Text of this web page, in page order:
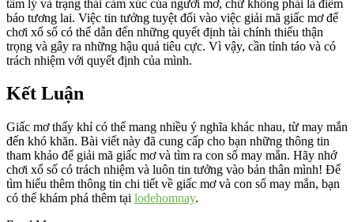
tâm lý và trạng thái cảm xúc của người mơ, chứ không phải là điềm
báo tương lai. Việc tin tưởng tuyệt đối vào việc giải mã giấc mơ để
chơi xổ số có thể dẫn đến những quyết định tài chính thiếu thận
trọng và gây ra những hậu quả tiêu cực. Vì vậy, cần tỉnh táo và có
trách nhiệm với quyết định của mình.
Kết Luận
Giấc mơ thấy khỉ có thể mang nhiều ý nghĩa khác nhau, từ may mắn
đến khó khăn. Bài viết này đã cung cấp cho bạn những thông tin
tham khảo để giải mã giấc mơ và tìm ra con số may mắn. Hãy nhớ
chơi xổ số có trách nhiệm và luôn tin tưởng vào bản thân mình! Để
tìm hiểu thêm thông tin chi tiết về giấc mơ và con số may mắn, bạn
có thể khám phá thêm tại lodehomnay.